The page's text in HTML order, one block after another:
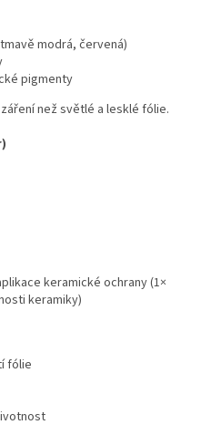
modrá, červená)
pigmenty
než světlé a lesklé fólie.
keramické ochrany (1×
keramiky)
fólie